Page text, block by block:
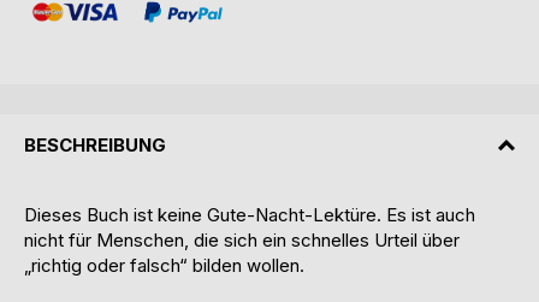
BESCHREIBUNG
Dieses Buch ist keine Gute-Nacht-Lektüre. Es ist auch
nicht für Menschen, die sich ein schnelles Urteil über
„richtig oder falsch“ bilden wollen.